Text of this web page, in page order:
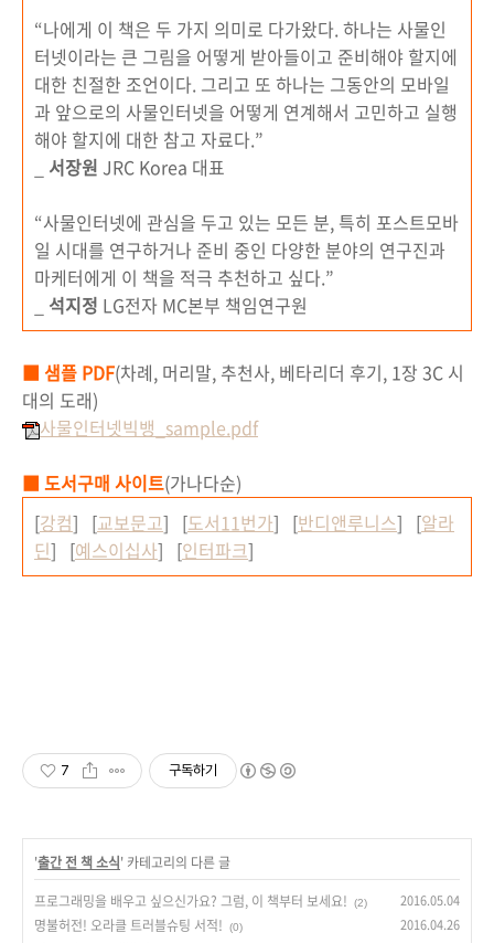
“나에게 이 책은 두 가지 의미로 다가왔다. 하나는 사물인
터넷이라는 큰 그림을 어떻게 받아들이고 준비해야 할지에
대한 친절한 조언이다. 그리고 또 하나는 그동안의 모바일
과 앞으로의 사물인터넷을 어떻게 연계해서 고민하고 실행
해야 할지에 대한 참고 자료다.”
서장원 JRC Korea 대표
“사물인터넷에 관심을 두고 있는 모든 분, 특히 포스트모바
일 시대를 연구하거나 준비 중인 다양한 분야의 연구진과
마케터에게 이 책을 적극 추천하고 싶다.”
석지정 LG전자 MC본부 책임연구원
■ 샘플 PDF(차례, 머리말, 추천사, 베타리더 후기, 1장 3C 시
대의 도래)
사물인터넷빅뱅_sample.pdf
■ 도서구매 사이트(가나다순)
[강컴] [교보문고] [도서11번가] [반디앤루니스] [알라
딘] [예스이십사] [인터파크]
7 구독하기
'출간 전 책 소식' 카테고리의 다른 글
프로그래밍을 배우고 싶으신가요? 그럼, 이 책부터 보세요!
(2) 2016.05.04
명불허전! 오라클 트러블슈팅 서적! (0) 2016.04.26